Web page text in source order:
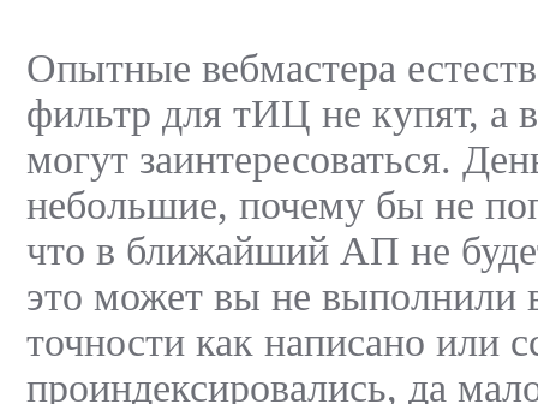
Опытные вебмастера
фильтр для тИЦ не купят, а
могут заинтересоваться.
небольшие, почему бы не
что в ближайший АП не
это может вы не выполнили
точности как написано или
проиндексировались, да